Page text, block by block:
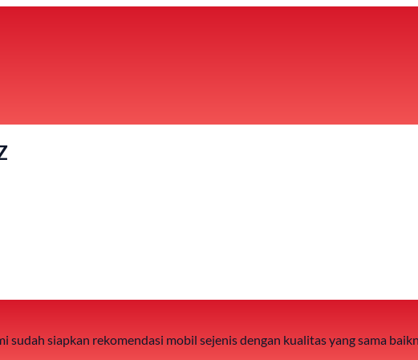
sudah siapkan rekomendasi mobil sejenis dengan kualitas yang sama